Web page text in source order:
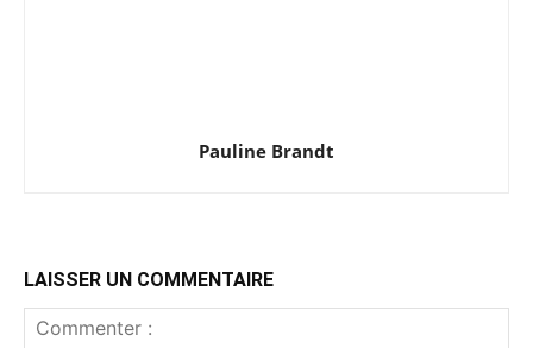
Pauline Brandt
LAISSER UN COMMENTAIRE